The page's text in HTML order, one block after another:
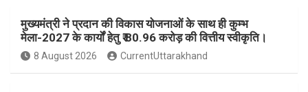
e
b
t
a
t
e
t
t
T
u
मुख्यमंत्री ने प्रदान की विकास योजनाओं के साथ ही कुम्भ
मेला-2027 के कार्यों हेतु ₹ 80.96 करोड़ की वित्तीय स्वीकृति।
8 August 2026 CurrentUttarakhand